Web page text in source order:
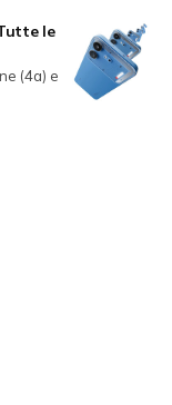
le
(4a) e